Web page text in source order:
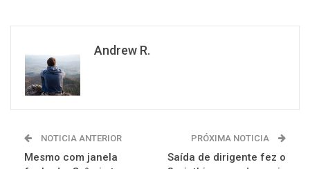
Andrew R.
NOTICIA ANTERIOR
Mesmo com janela
PRÓXIMA NOTICIA
Saída de dirigente fez o